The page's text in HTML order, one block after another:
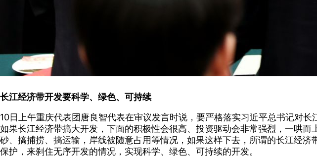
长江经济带开发要科学、绿色、可持续
10日上午重庆代表团唐良智代表在审议发言时说，要严格落实习近平总书记对
如果长江经济带搞大开发，下面的积极性会很高、投资驱动会非常强烈，一哄
砂、搞捕捞、搞运输，岸线被随意占用等情况，如果这样下去，所谓的长江经
保护，来刹住无序开发的情况，实现科学、绿色、可持续的开发。